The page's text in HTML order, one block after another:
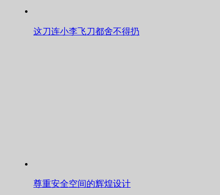
这刀连小李飞刀都舍不得扔
尊重安全空间的辉煌设计